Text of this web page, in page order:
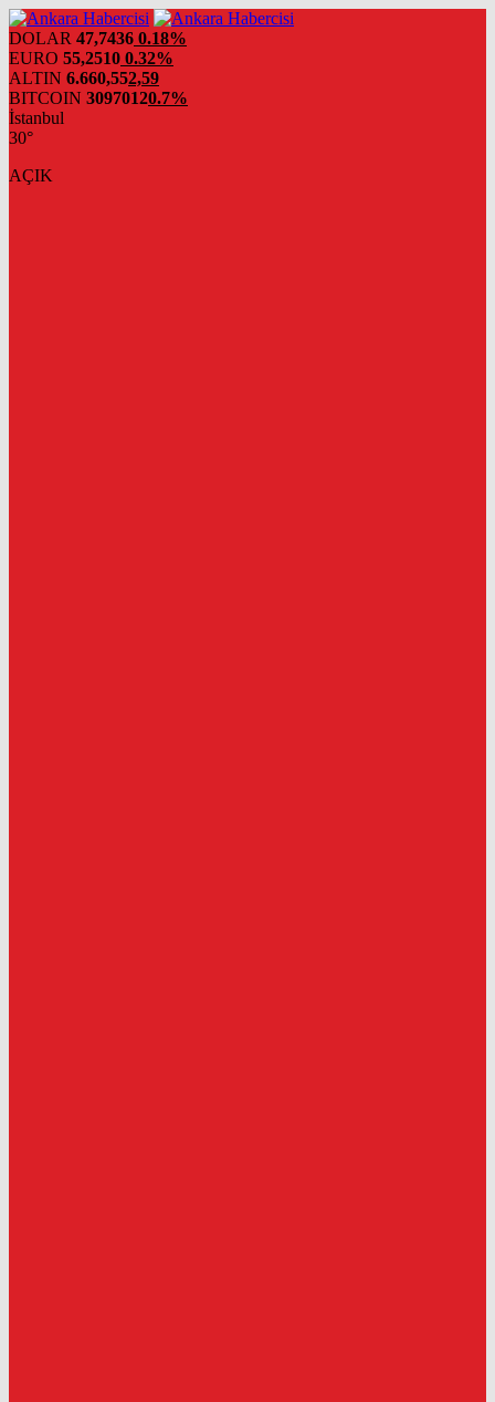
DOLAR 47,7436 0.18%
EURO 55,2510 0.32%
ALTIN 6.660,552,59
BITCOIN 30970120.7%
İstanbul
30°
AÇIK